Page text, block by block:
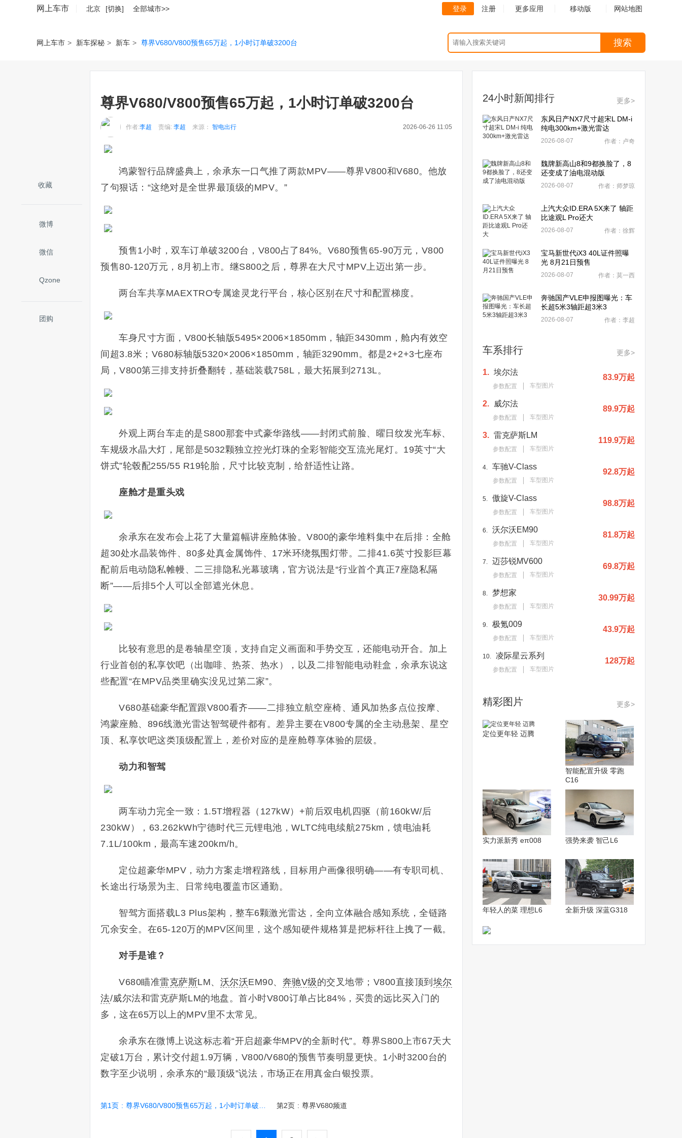
网上车市 北京 [切换] 全部城市>> 登录 注册 更多应用 移动版 网站地图
网上车市 > 新车探秘 > 新车 > 尊界V680/V800预售65万起，1小时订单破3200台 搜索
收藏
微博
微信
Qzone
团购
尊界V680/V800预售65万起，1小时订单破3200台
作者:李超 责编: 李超 来源： 智电出行 2026-06-26 11:05
鸿蒙智行品牌盛典上，余承东一口气推了两款MPV——尊界V800和V680。他放
了句狠话：“这绝对是全世界最顶级的MPV。”
预售1小时，双车订单破3200台，V800占了84%。V680预售65-90万元，V800
预售80-120万元，8月初上市。继S800之后，尊界在大尺寸MPV上迈出第一步。
两台车共享MAEXTRO专属途灵龙行平台，核心区别在尺寸和配置梯度。
车身尺寸方面，V800长轴版5495×2006×1850mm，轴距3430mm，舱内有效空
间超3.8米；V680标轴版5320×2006×1850mm，轴距3290mm。都是2+2+3七座布
局，V800第三排支持折叠翻转，基础装载758L，最大拓展到2713L。
外观上两台车走的是S800那套中式豪华路线——封闭式前脸、曜日纹发光车标、
车规级水晶大灯，尾部是5032颗独立控光灯珠的全彩智能交互流光尾灯。19英寸“大
饼式”轮毂配255/55 R19轮胎，尺寸比较克制，给舒适性让路。
座舱才是重头戏
余承东在发布会上花了大量篇幅讲座舱体验。V800的豪华堆料集中在后排：全舱
超30处水晶装饰件、80多处真金属饰件、17米环绕氛围灯带。二排41.6英寸投影巨幕
配前后电动隐私帷幔、二三排隐私光幕玻璃，官方说法是“行业首个真正7座隐私隔
断”——后排5个人可以全部遮光休息。
比较有意思的是卷轴星空顶，支持自定义画面和手势交互，还能电动开合。加上
行业首创的私享饮吧（出咖啡、热茶、热水），以及二排智能电动鞋盒，余承东说这
些配置“在MPV品类里确实没见过第二家”。
V680基础豪华配置跟V800看齐——二排独立航空座椅、通风加热多点位按摩、
鸿蒙座舱、896线激光雷达智驾硬件都有。差异主要在V800专属的全主动悬架、星空
顶、私享饮吧这类顶级配置上，差价对应的是座舱尊享体验的层级。
动力和智驾
两车动力完全一致：1.5T增程器（127kW）+前后双电机四驱（前160kW/后
230kW），63.262kWh宁德时代三元锂电池，WLTC纯电续航275km，馈电油耗
7.1L/100km，最高车速200km/h。
定位超豪华MPV，动力方案走增程路线，目标用户画像很明确——有专职司机、
长途出行场景为主、日常纯电覆盖市区通勤。
智驾方面搭载L3 Plus架构，整车6颗激光雷达，全向立体融合感知系统，全链路
冗余安全。在65-120万的MPV区间里，这个感知硬件规格算是把标杆往上拽了一截。
对手是谁？
V680瞄准雷克萨斯LM、 沃尔沃EM90、 奔驰V级的交叉地带；V800直接顶到 埃尔
法/威尔法和雷克萨斯LM的地盘。首小时V800订单占比84%，买贵的远比买入门的
多，这在65万以上的MPV里不太常见。
余承东在微博上说这标志着“开启超豪华MPV的全新时代”。尊界S800上市67天大
定破1万台，累计交付超1.9万辆，V800/V680的预售节奏明显更快。1小时3200台的
数字至少说明，余承东的“最顶级”说法，市场正在用真金白银投票。
第1页 : 尊界V680/V800预售65万起，1小时订单破3200台 第2页 : 尊界V680频道
24小时新闻排行 更多>
东风日产NX7尺寸超宋L DM-i
纯电300km+激光雷达
2026-08-07 作者：卢奇
魏牌新高山8和9都换脸了，8
还变成了油电混动版
2026-08-07 作者：师梦琼
上汽大众ID.ERA 5X来了 轴距
比途观L Pro还大
2026-08-07 作者：徐辉
宝马新世代iX3 40L证件照曝
光 8月21日预售
2026-08-07 作者：莫一西
奔驰国产VLE申报图曝光：车
长超5米3轴距超3米3
2026-08-07 作者：李超
车系排行 更多>
1. 埃尔法
参数配置 车型图片
83.9万起
2. 威尔法
参数配置 车型图片
89.9万起
3. 雷克萨斯LM
参数配置 车型图片
119.9万起
4. 车驰V-Class
参数配置 车型图片
92.8万起
5. 傲旋V-Class
参数配置 车型图片
98.8万起
6. 沃尔沃EM90
参数配置 车型图片
81.8万起
7. 迈莎锐MV600
参数配置 车型图片
69.8万起
8. 梦想家
参数配置 车型图片
30.99万起
9. 极氪009
参数配置 车型图片
43.9万起
10. 凌际星云系列
参数配置 车型图片
128万起
精彩图片 更多>
定位更年轻 迈腾
智能配置升级 零跑
C16
实力派新秀 eπ008 强势来袭 智己L6
年轻人的菜 理想L6 全新升级 深蓝G318